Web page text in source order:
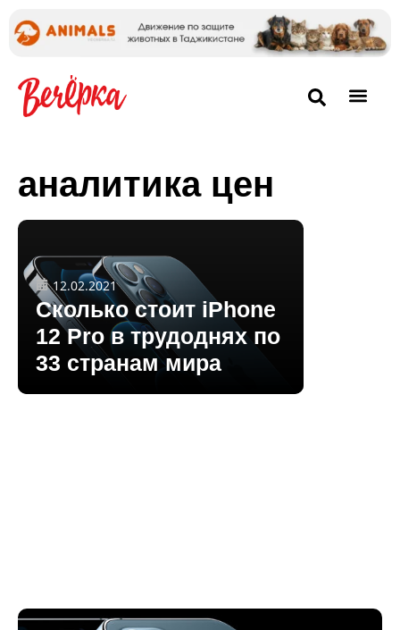
аналитика цен
12.02.2021
Сколько стоит iPhone
12 Pro в трудоднях по
33 странам мира